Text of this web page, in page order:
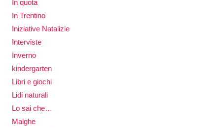
In quota
In Trentino
Iniziative Natalizie
Interviste
Inverno
kindergarten
Libri e giochi
Lidi naturali
Lo sai che…
Malghe